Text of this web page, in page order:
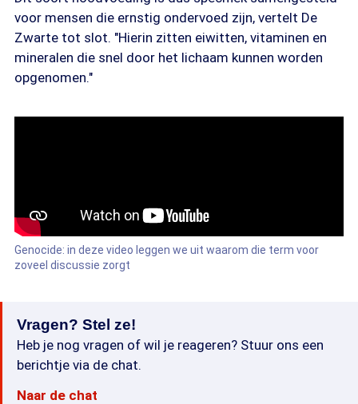
voor mensen die ernstig ondervoed zijn, vertelt De
Zwarte tot slot. "Hierin zitten eiwitten, vitaminen en
mineralen die snel door het lichaam kunnen worden
opgenomen."
Genocide: in deze video leggen we uit waarom die term voor
zoveel discussie zorgt
Vragen? Stel ze!
Heb je nog vragen of wil je reageren? Stuur ons een
berichtje via de chat.
Naar de chat